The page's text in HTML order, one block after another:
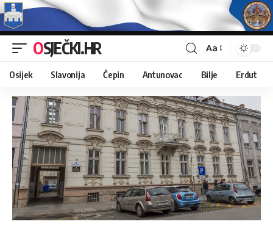
OSJEČKI.HR Aa
Osijek Slavonija Čepin Antunovac Bilje Erdut